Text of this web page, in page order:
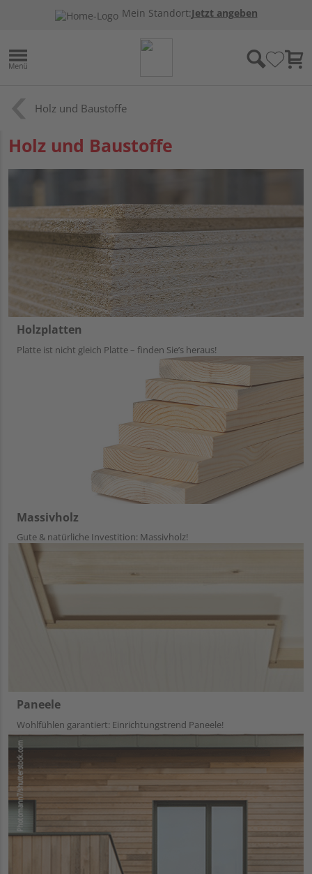
Mein Standort:Jetzt angeben
Holz und Baustoffe
Holz und Baustoffe
Holzplatten
Platte ist nicht gleich Platte – finden Sie’s heraus!
Massivholz
Gute & natürliche Investition: Massivholz!
Paneele
Wohlfühlen garantiert: Einrichtungstrend Paneele!